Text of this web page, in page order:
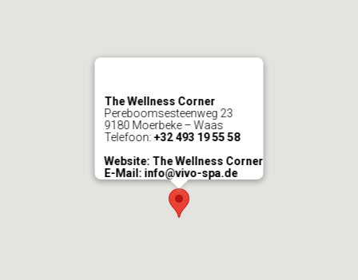
The Wellness Corner
Pereboomsesteenweg 23
9180 Moerbeke – Waas
Telefoon:+32 493 19 55 58
Website: The Wellness Corner
E-Mail: info@vivo-spa.de